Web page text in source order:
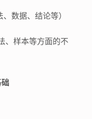
数据、结论等）
、样本等方面的不